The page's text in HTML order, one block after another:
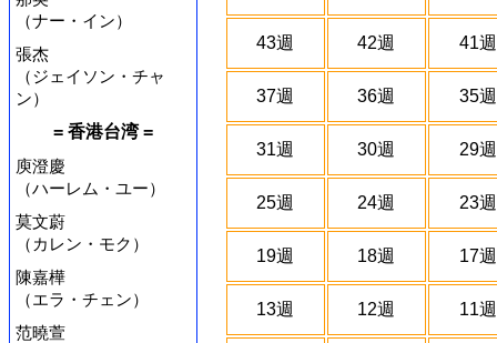
（ナー・イン）
張杰
（ジェイソン・チャ
ン）
= 香港台湾 =
庾澄慶
（ハーレム・ユー）
莫文蔚
（カレン・モク）
陳嘉樺
（エラ・チェン）
范曉萱
43週 42週 41週
37週 36週 35週
31週 30週 29週
25週 24週 23週
19週 18週 17週
13週 12週 11週